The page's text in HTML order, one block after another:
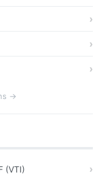
→
(VTI)